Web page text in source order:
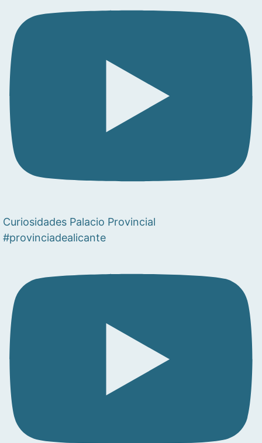
Curiosidades Palacio Provincial
#provinciadealicante